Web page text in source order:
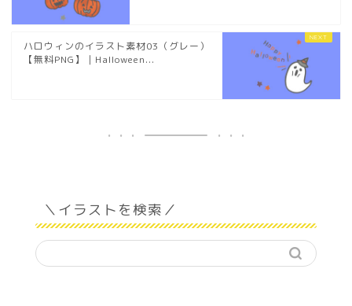
ハロウィンのイラスト素材03（グレー）
【無料PNG】｜Halloween...
＼イラストを検索／